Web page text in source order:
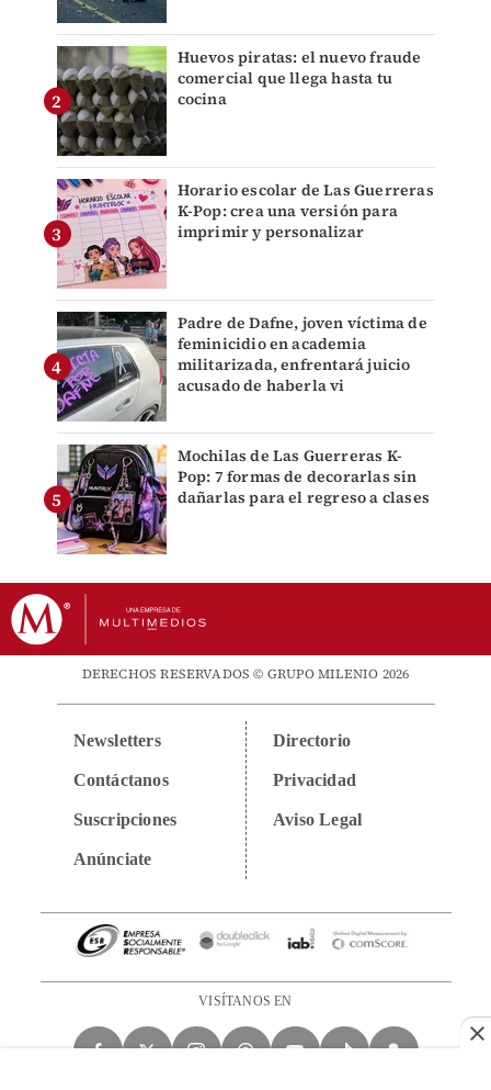
Huevos piratas: el nuevo fraude
comercial que llega hasta tu
cocina
Horario escolar de Las Guerreras
K-Pop: crea una versión para
imprimir y personalizar
Padre de Dafne, joven víctima de
feminicidio en academia
militarizada, enfrentará juicio
acusado de haberla vi
Mochilas de Las Guerreras K-
Pop: 7 formas de decorarlas sin
dañarlas para el regreso a clases
DERECHOS RESERVADOS © GRUPO MILENIO 2026
Newsletters
Contáctanos
Suscripciones
Anúnciate
Directorio
Privacidad
Aviso Legal
VISÍTANOS EN